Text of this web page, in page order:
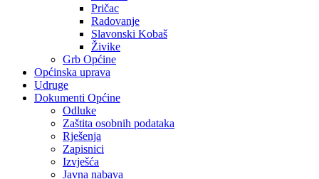
Pričac
Radovanje
Slavonski Kobaš
Živike
Grb Općine
Općinska uprava
Udruge
Dokumenti Općine
Odluke
Zaštita osobnih podataka
Rješenja
Zapisnici
Izvješća
Javna nabava